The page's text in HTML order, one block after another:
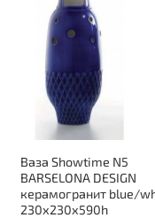
Ваза Showtime N5
BARSELONA DESIGN
керамогранит blue/
230х230х590h